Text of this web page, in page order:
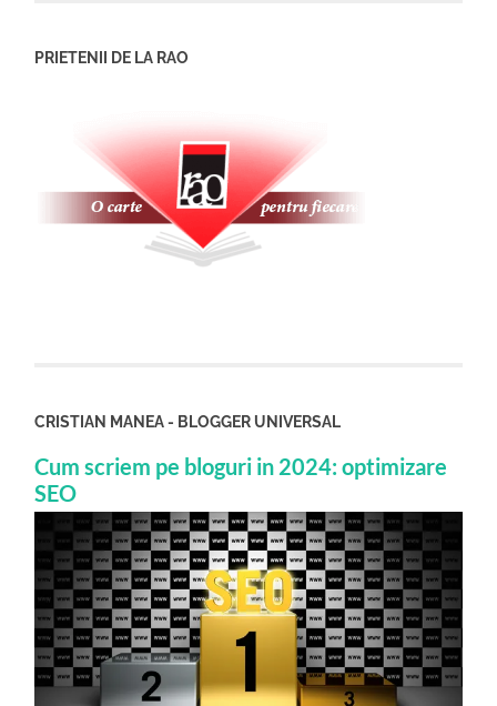
PRIETENII DE LA RAO
CRISTIAN MANEA - BLOGGER UNIVERSAL
Cum scriem pe bloguri in 2024: optimizare
SEO